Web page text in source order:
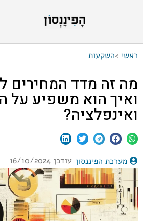
ראשי >השקעות
ואיך הוא משפיע על
ואינפלציה?
מערכת הפיננסון עודכן 16/10/2024